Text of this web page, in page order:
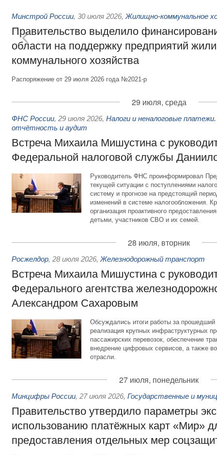
Минстрой России, 30 июля 2026, Жилищно-коммунальное
Правительство выделило
области на поддержку предприятий
коммунального хозяйства
Распоряжение от 29 июля 2026 года №2021-р
29 июля, среда
ФНС России, 29 июля 2026, Налоги и неналоговые
отчётность и аудит
Встреча Михаила Мишустина с
Федеральной налоговой службы
Руководитель ФНС проинформировал
текущей ситуации с поступлениями
систему и прогнозе на предстоящий
изменений в системе налогообложения.
организация проактивного
детьми, участников СВО и их семей.
28 июля, вторник
Росжелдор, 28 июля 2026, Железнодорожный транспорт
Встреча Михаила Мишустина с
Федерального агентства
Александром Сахаровым
Обсуждались итоги работы за
реализация крупных инфраструктурных
пассажирских перевозок, обеспечение
внедрение цифровых сервисов, а также
отрасли.
27 июля, понедельник
Минцифры России, 27 июля 2026, Государственные и
Правительство утвердило параметры
использованию платёжных карт «Мир»
предоставления отдельных мер